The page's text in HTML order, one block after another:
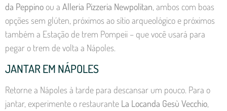
da Peppino ou a Alleria Pizzeria Newpolitan, ambos com boas
opções sem glúten, próximos ao sítio arqueológico e próximos
também a Estação de trem Pompeii – que você usará para
pegar o trem de volta a Nápoles.
JANTAR EM NÁPOLES
Retorne a Nápoles à tarde para descansar um pouco. Para o
jantar, experimente o restaurante La Locanda Gesù Vecchio,